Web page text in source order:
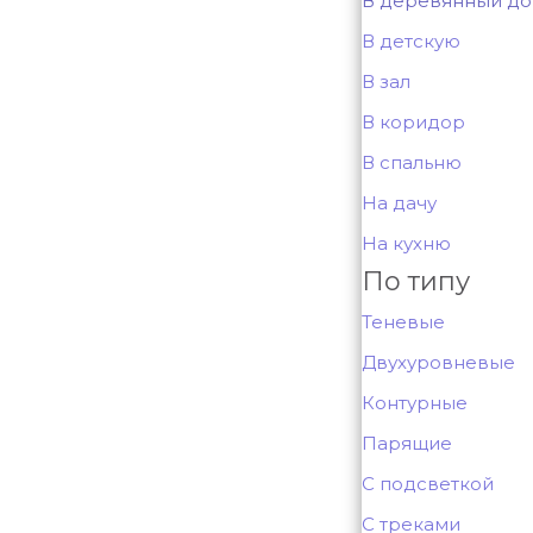
В детскую
В зал
В коридор
В спальню
На дачу
На кухню
По типу
Теневые
Двухуровневые
Контурные
Парящие
С подсветкой
С треками